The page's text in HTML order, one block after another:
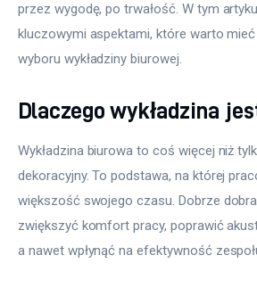
przez wygodę, po trwałość. W tym
kluczowymi aspektami, które warto
wyboru wykładziny biurowej.
Dlaczego wykładzina
Wykładzina biurowa to coś więcej niż
dekoracyjny. To podstawa, na której
większość swojego czasu. Dobrze
zwiększyć komfort pracy, poprawić
a nawet wpłynąć na efektywność